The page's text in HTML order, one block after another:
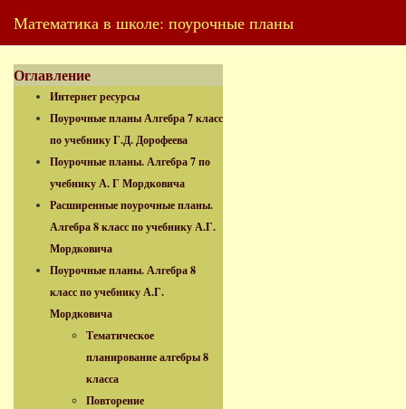
Математика в школе: поурочные планы
Оглавление
Интернет ресурсы
Поурочные планы Алгебра 7 класс
по учебнику Г.Д. Дорофеева
Поурочные планы. Алгебра 7 по
учебнику А. Г Мордковича
Расширенные поурочные планы.
Алгебра 8 класс по учебнику А.Г.
Мордковича
Поурочные планы. Алгебра 8
класс по учебнику А.Г.
Мордковича
Тематическое
планирование алгебры 8
класса
Повторение